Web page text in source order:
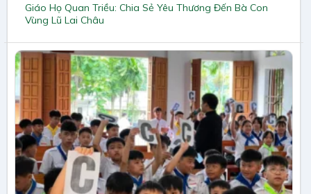
Giáo Họ Quan Triều: Chia Sẻ Yêu Thương Đến Bà Con
Vùng Lũ Lai Châu